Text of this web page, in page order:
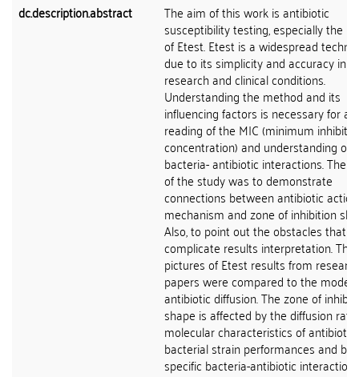
dc.description.abstract
The aim of this work is antibiotic
susceptibility testing, especially the
of Etest. Etest is a widespread
due to its simplicity and accuracy in
research and clinical conditions.
Understanding the method and its
influencing factors is necessary for
reading of the MIC (minimum
concentration) and understanding of
bacteria- antibiotic interactions. The
of the study was to demonstrate
connections between antibiotic action
mechanism and zone of inhibition
Also, to point out the obstacles that
complicate results interpretation. The
pictures of Etest results from
papers were compared to the
antibiotic diffusion. The zone of
shape is affected by the diffusion rate,
molecular characteristics of
bacterial strain performances and by
specific bacteria-antibiotic